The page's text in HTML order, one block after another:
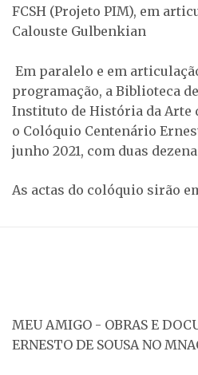
FCSH (Projeto PIM), em
Calouste Gulbenkian
Em paralelo e em
programação, a Biblioteca
Instituto de História da Arte
o Colóquio Centenário
junho 2021, com duas
As actas do colóquio sirão
MEU AMIGO - OBRAS E
ERNESTO DE SOUSA NO